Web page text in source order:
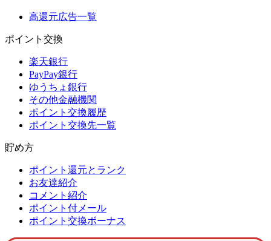
高還元広告一覧
ポイント交換
楽天銀行
PayPay銀行
ゆうちょ銀行
その他金融機関
ポイント交換履歴
ポイント交換先一覧
貯め方
ポイント還元とランク
お友達紹介
コメント紹介
ポイント付メール
ポイント交換ボーナス